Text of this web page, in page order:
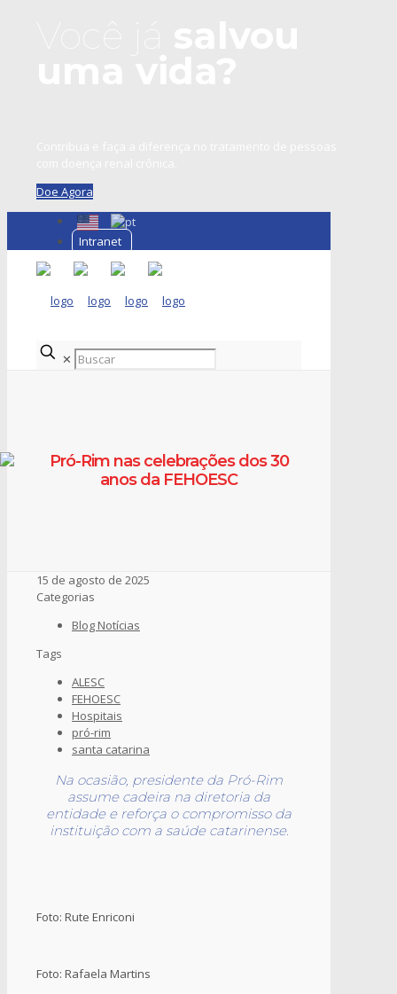
Doe Agora
Intranet
✕
Pró-Rim nas celebrações dos 30
anos da FEHOESC
15 de agosto de 2025
Categorias
Blog Notícias
Tags
ALESC
FEHOESC
Hospitais
pró-rim
santa catarina
Na ocasião, presidente da Pró-Rim
assume cadeira na diretoria da
entidade e reforça o compromisso da
instituição com a saúde catarinense.
Foto: Rute Enriconi
Foto: Rafaela Martins